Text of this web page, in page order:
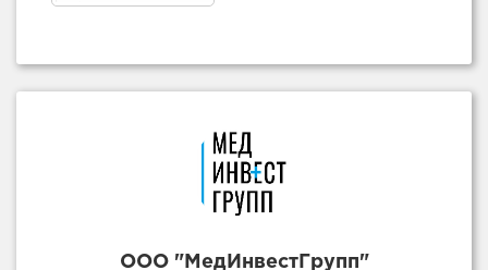
ООО "МедИнвестГрупп"